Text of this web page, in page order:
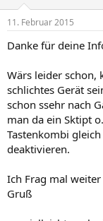
11. Februar 2015
Danke für deine
Wärs leider schon,
schlichtes Gerät
schon ssehr nach
man da ein Sktipt
Tastenkombi
deaktivieren.
Ich Frag mal
Gruß